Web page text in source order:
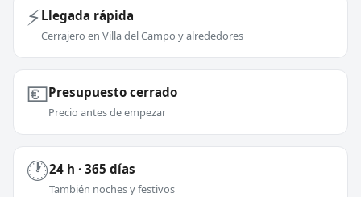
⚡Llegada rápida
Cerrajero en Villa del Campo y alrededores
💶Presupuesto cerrado
Precio antes de empezar
🕐24 h · 365 días
También noches y festivos